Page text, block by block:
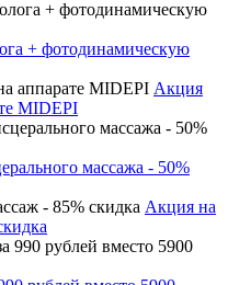
+ фотодинамическую
Акция
MIDEPI
массажа - 50%
Акция на